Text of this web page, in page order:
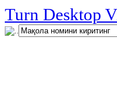
Turn Desktop
.